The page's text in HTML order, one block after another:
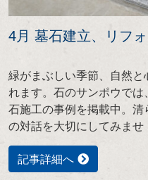
4月 墓石建立、リフ
緑がまぶしい季節、自然
れます。石のサンポウで
石施工の事例を掲載中。
の対話を大切にしてみま
記事詳細へ